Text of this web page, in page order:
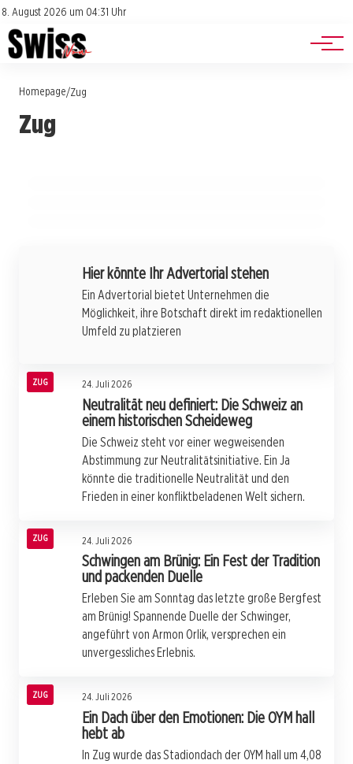
8. August 2026 um 04:31 Uhr
Impressum
Datenschutz
Jobs
Events
Homepage/Zug
Zug
25. Juli 2026
Neue Gleise, neue Ziele: Die direkte
24. Juli 2026
Hüsler verabschiedet sich mit Bravour: Ein
Transferzauber in der Schweizer
Hier könnte Ihr Advertorial stehen
Ein Advertorial bietet Unternehmen die
Möglichkeit, ihre Botschaft direkt im redaktionellen
Umfeld zu platzieren
ZUG 24. Juli 2026
Neutralität neu definiert: Die Schweiz an
einem historischen Scheideweg
Die Schweiz steht vor einer wegweisenden
Abstimmung zur Neutralitätsinitiative. Ein Ja
könnte die traditionelle Neutralität und den
Frieden in einer konfliktbeladenen Welt sichern.
ZUG 24. Juli 2026
Schwingen am Brünig: Ein Fest der Tradition
und packenden Duelle
Erleben Sie am Sonntag das letzte große Bergfest
am Brünig! Spannende Duelle der Schwinger,
angeführt von Armon Orlik, versprechen ein
unvergessliches Erlebnis.
ZUG 24. Juli 2026
Ein Dach über den Emotionen: Die OYM hall
hebt ab
In Zug wurde das Stadiondach der OYM hall um 4,08